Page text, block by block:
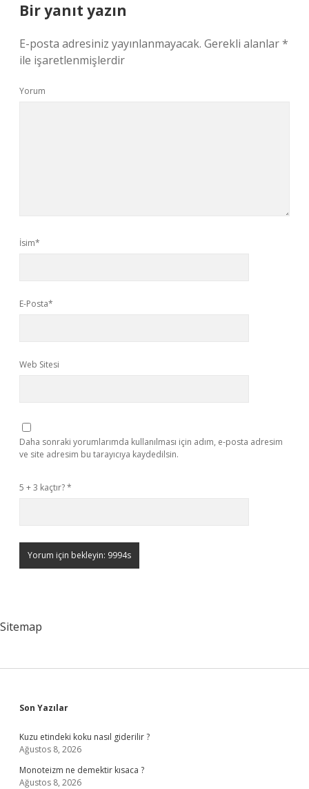
Bir yanıt yazın
E-posta adresiniz yayınlanmayacak. Gerekli alanlar*
ile işaretlenmişlerdir
Yorum
İsim*
E-Posta*
Web Sitesi
Daha sonraki yorumlarımda kullanılması için adım, e-posta adresim
ve site adresim bu tarayıcıya kaydedilsin.
5 + 3 kaçtır?*
Sitemap
Sidebar
Son Yazılar
Kuzu etindeki koku nasıl giderilir ?
Ağustos 8, 2026
Monoteizm ne demektir kısaca ?
Ağustos 8, 2026